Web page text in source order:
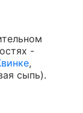
-
,
сыпь).